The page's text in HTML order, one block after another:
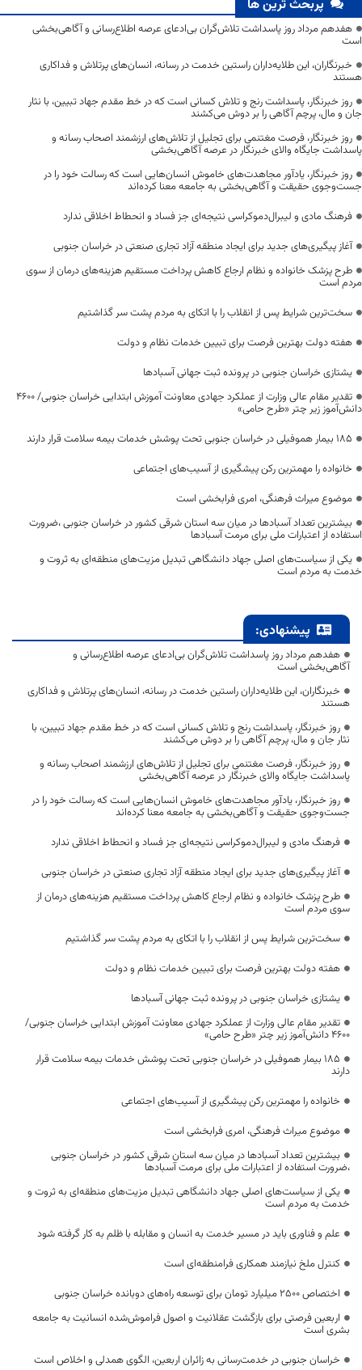
پربحث ترین ها
هفدهم مرداد روز پاسداشت تلاش‌گران بی‌ادعای عرصه اطلاع‌رسانی و آگاهی‌بخشی
است
خبرنگاران، این طلایه‌داران راستین خدمت در رسانه، انسان‌های پرتلاش و فداکاری
هستند
روز خبرنگار، پاسداشت رنج و تلاش کسانی است که در خط مقدم جهاد تبیین، با نثار
جان و مال، پرچم آگاهی را بر دوش می‌کشند
روز خبرنگار، فرصت مغتنمی برای تجلیل از تلاش‌های ارزشمند اصحاب رسانه و
پاسداشت جایگاه والای خبرنگار در عرصه آگاهی‌بخشی
روز خبرنگار، یادآور مجاهدت‌های خاموش انسان‌هایی است که رسالت خود را در
جست‌وجوی حقیقت و آگاهی‌بخشی به جامعه معنا کرده‌اند
فرهنگ مادی و لیبرال‌دموکراسی نتیجه‌ای جز فساد و انحطاط اخلاقی ندارد
آغاز پیگیری‌های جدید برای ایجاد منطقه آزاد تجاری صنعتی در خراسان جنوبی
طرح پزشک خانواده و نظام ارجاع کاهش پرداخت مستقیم هزینه‌های درمان از سوی
مردم است
سخت‌ترین شرایط پس از انقلاب را با اتکای به مردم پشت سر گذاشتیم
هفته دولت بهترین فرصت برای تبیین خدمات نظام و دولت
یشتازی خراسان جنوبی در پرونده ثبت جهانی آسبادها
تقدیر مقام عالی وزارت از عملکرد جهادی معاونت آموزش ابتدایی خراسان جنوبی/ ۴۶۰۰
دانش‌آموز زیر چتر «طرح حامی»
۱۸۵ بیمار هموفیلی در خراسان جنوبی تحت پوشش خدمات بیمه سلامت قرار دارند
خانواده را مهمترین رکن پیشگیری از آسیب‌های اجتماعی
موضوع میراث فرهنگی، امری فرابخشی است
بیشترین تعداد آسبادها در میان سه استان شرقی کشور در خراسان جنوبی ،ضرورت
استفاده از اعتبارات ملی برای مرمت آسبادها
یکی از سیاست‌های اصلی جهاد دانشگاهی تبدیل مزیت‌های منطقه‌ای به ثروت و
خدمت به مردم است
پیشنهادی:
هفدهم مرداد روز پاسداشت تلاش‌گران بی‌ادعای عرصه اطلاع‌رسانی و
آگاهی‌بخشی است
خبرنگاران، این طلایه‌داران راستین خدمت در رسانه، انسان‌های پرتلاش و فداکاری
هستند
روز خبرنگار، پاسداشت رنج و تلاش کسانی است که در خط مقدم جهاد تبیین، با
نثار جان و مال، پرچم آگاهی را بر دوش می‌کشند
روز خبرنگار، فرصت مغتنمی برای تجلیل از تلاش‌های ارزشمند اصحاب رسانه و
پاسداشت جایگاه والای خبرنگار در عرصه آگاهی‌بخشی
روز خبرنگار، یادآور مجاهدت‌های خاموش انسان‌هایی است که رسالت خود را در
جست‌وجوی حقیقت و آگاهی‌بخشی به جامعه معنا کرده‌اند
فرهنگ مادی و لیبرال‌دموکراسی نتیجه‌ای جز فساد و انحطاط اخلاقی ندارد
آغاز پیگیری‌های جدید برای ایجاد منطقه آزاد تجاری صنعتی در خراسان جنوبی
طرح پزشک خانواده و نظام ارجاع کاهش پرداخت مستقیم هزینه‌های درمان از
سوی مردم است
سخت‌ترین شرایط پس از انقلاب را با اتکای به مردم پشت سر گذاشتیم
هفته دولت بهترین فرصت برای تبیین خدمات نظام و دولت
یشتازی خراسان جنوبی در پرونده ثبت جهانی آسبادها
تقدیر مقام عالی وزارت از عملکرد جهادی معاونت آموزش ابتدایی خراسان جنوبی/
۴۶۰۰ دانش‌آموز زیر چتر «طرح حامی»
۱۸۵ بیمار هموفیلی در خراسان جنوبی تحت پوشش خدمات بیمه سلامت قرار
دارند
خانواده را مهمترین رکن پیشگیری از آسیب‌های اجتماعی
موضوع میراث فرهنگی، امری فرابخشی است
بیشترین تعداد آسبادها در میان سه استان شرقی کشور در خراسان جنوبی
،ضرورت استفاده از اعتبارات ملی برای مرمت آسبادها
یکی از سیاست‌های اصلی جهاد دانشگاهی تبدیل مزیت‌های منطقه‌ای به ثروت و
خدمت به مردم است
علم و فناوری باید در مسیر خدمت به انسان و مقابله با ظلم به کار گرفته شود
کنترل ملخ نیازمند همکاری فرامنطقه‌ای است
اختصاص 2500 میلیارد تومان برای توسعه راه‌های دوبانده خراسان جنوبی
اربعین فرصتی برای بازگشت عقلانیت و اصول فراموش‌شده انسانیت به جامعه
بشری است
خراسان جنوبی در خدمت‌رسانی به زائران اربعین، الگوی همدلی و اخلاص است